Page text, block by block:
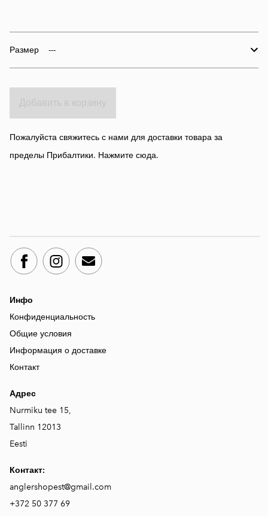
Размер
Пожалуйста свяжитесь с нами для доставки товара за
пределы Прибалтики. Нажмите сюда.
Инфо
Конфиденциальность
Общие условия
Информация о доставке
Контакт
Адрес
Nurmiku tee 15,
Tallinn 12013
Eesti
Контакт:
anglershopest@gmail.com
+372 50 377 69